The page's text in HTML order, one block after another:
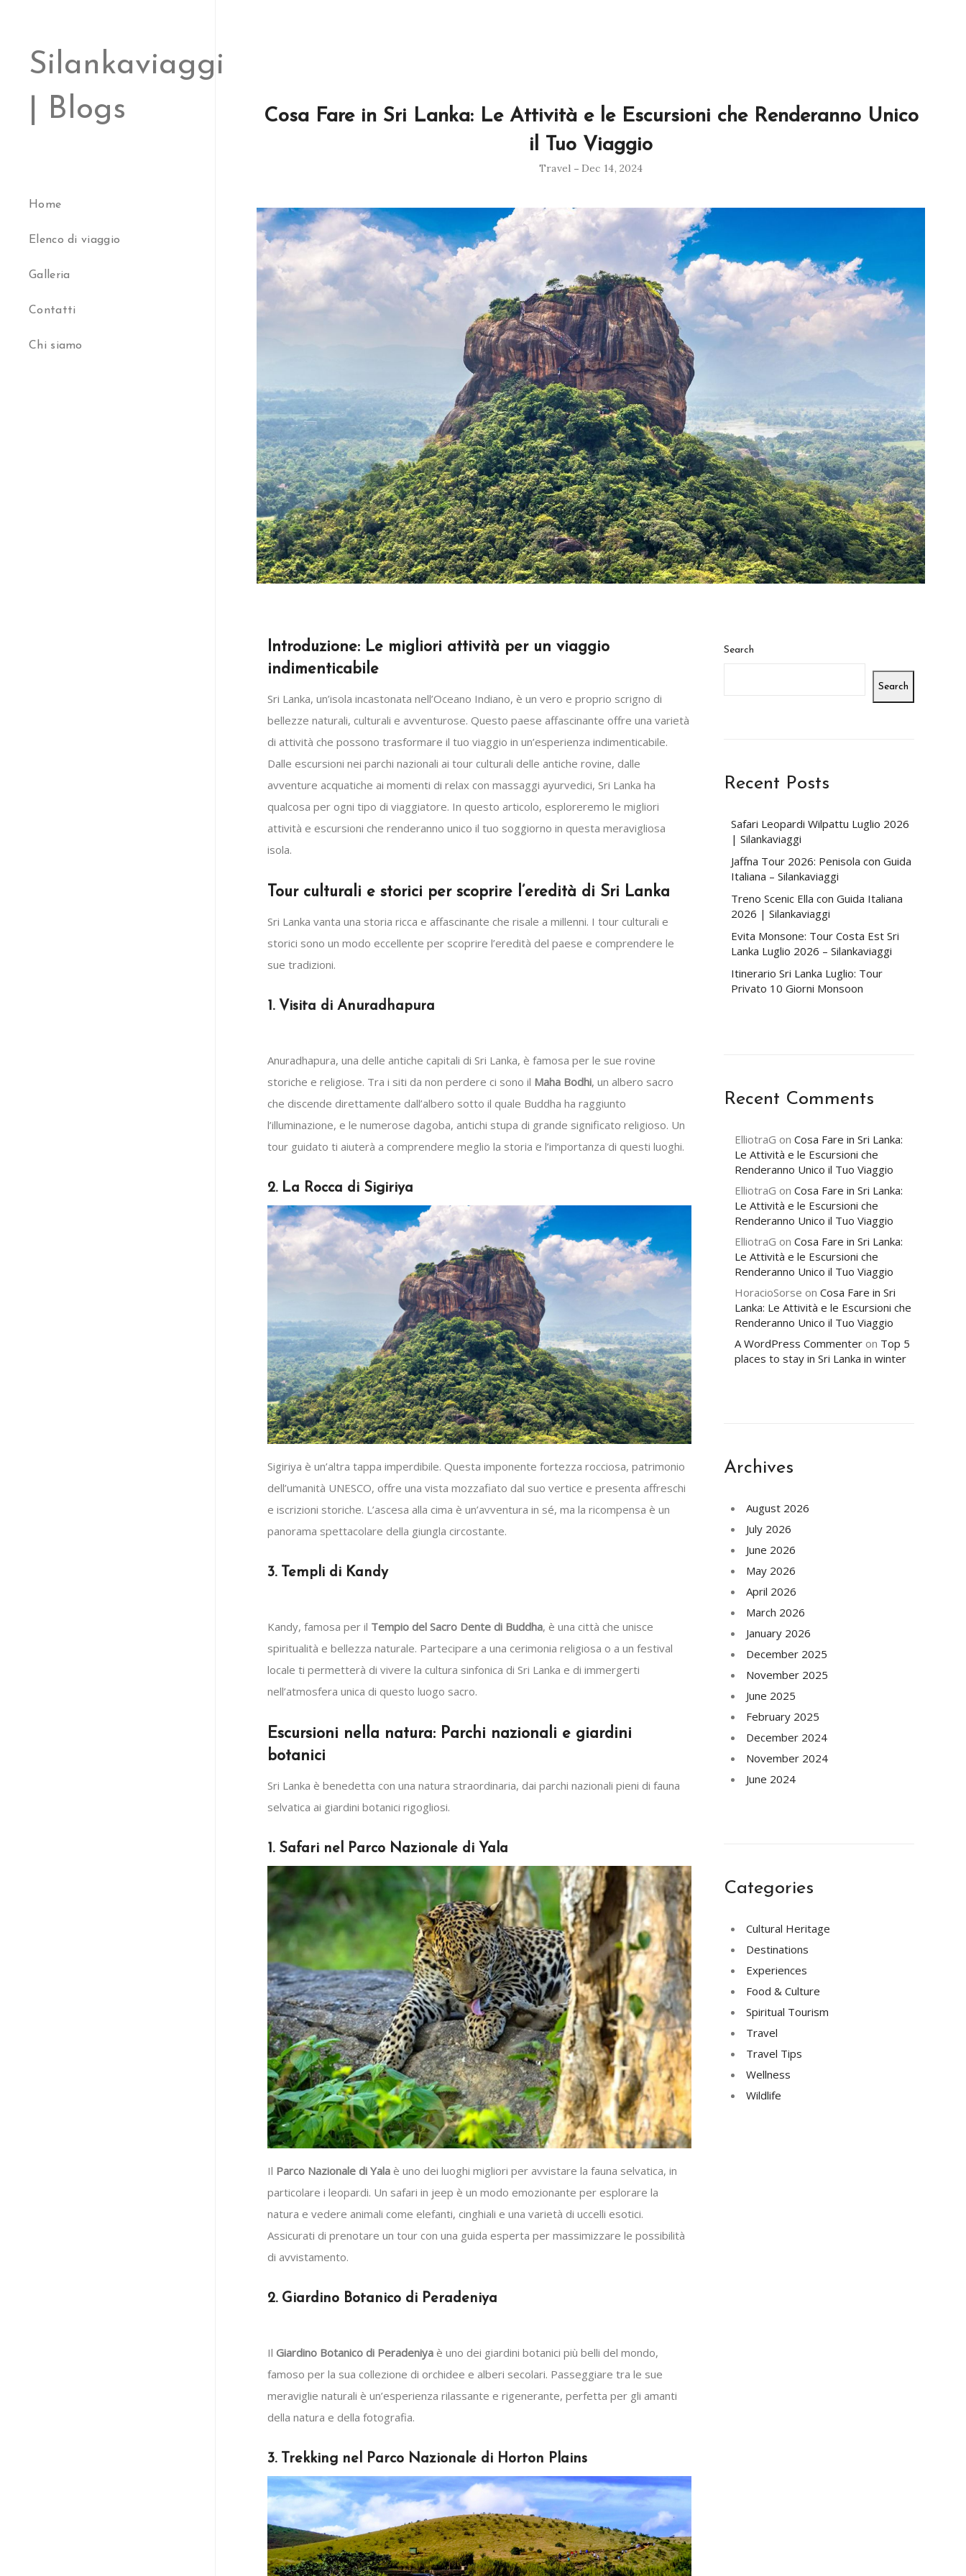
Silankaviaggi
| Blogs
Home
Elenco di viaggio
Galleria
Contatti
Chi siamo
Cosa Fare in Sri Lanka: Le Attività e le Escursioni che Renderanno Unico
il Tuo Viaggio
Travel Dec 14, 2024
Introduzione: Le migliori attività per un viaggio
indimenticabile
Sri Lanka, un’isola incastonata nell’Oceano Indiano, è un vero e proprio scrigno di
bellezze naturali, culturali e avventurose. Questo paese affascinante offre una varietà
di attività che possono trasformare il tuo viaggio in un’esperienza indimenticabile.
Dalle escursioni nei parchi nazionali ai tour culturali delle antiche rovine, dalle
avventure acquatiche ai momenti di relax con massaggi ayurvedici, Sri Lanka ha
qualcosa per ogni tipo di viaggiatore. In questo articolo, esploreremo le migliori
attività e escursioni che renderanno unico il tuo soggiorno in questa meravigliosa
isola.
Tour culturali e storici per scoprire l’eredità di Sri Lanka
Sri Lanka vanta una storia ricca e affascinante che risale a millenni. I tour culturali e
storici sono un modo eccellente per scoprire l’eredità del paese e comprendere le
sue tradizioni.
1. Visita di Anuradhapura
Anuradhapura, una delle antiche capitali di Sri Lanka, è famosa per le sue rovine
storiche e religiose. Tra i siti da non perdere ci sono il Maha Bodhi, un albero sacro
che discende direttamente dall’albero sotto il quale Buddha ha raggiunto
l’illuminazione, e le numerose dagoba, antichi stupa di grande significato religioso. Un
tour guidato ti aiuterà a comprendere meglio la storia e l’importanza di questi luoghi.
2. La Rocca di Sigiriya
Sigiriya è un’altra tappa imperdibile. Questa imponente fortezza rocciosa, patrimonio
dell’umanità UNESCO, offre una vista mozzafiato dal suo vertice e presenta affreschi
e iscrizioni storiche. L’ascesa alla cima è un’avventura in sé, ma la ricompensa è un
panorama spettacolare della giungla circostante.
3. Templi di Kandy
Kandy, famosa per il Tempio del Sacro Dente di Buddha, è una città che unisce
spiritualità e bellezza naturale. Partecipare a una cerimonia religiosa o a un festival
locale ti permetterà di vivere la cultura sinfonica di Sri Lanka e di immergerti
nell’atmosfera unica di questo luogo sacro.
Escursioni nella natura: Parchi nazionali e giardini
botanici
Sri Lanka è benedetta con una natura straordinaria, dai parchi nazionali pieni di fauna
selvatica ai giardini botanici rigogliosi.
1. Safari nel Parco Nazionale di Yala
Il Parco Nazionale di Yala è uno dei luoghi migliori per avvistare la fauna selvatica, in
particolare i leopardi. Un safari in jeep è un modo emozionante per esplorare la
natura e vedere animali come elefanti, cinghiali e una varietà di uccelli esotici.
Assicurati di prenotare un tour con una guida esperta per massimizzare le possibilità
di avvistamento.
2. Giardino Botanico di Peradeniya
Il Giardino Botanico di Peradeniya è uno dei giardini botanici più belli del mondo,
famoso per la sua collezione di orchidee e alberi secolari. Passeggiare tra le sue
meraviglie naturali è un’esperienza rilassante e rigenerante, perfetta per gli amanti
della natura e della fotografia.
3. Trekking nel Parco Nazionale di Horton Plains
Search
Search
Recent Posts
Safari Leopardi Wilpattu Luglio 2026
| Silankaviaggi
Jaffna Tour 2026: Penisola con Guida
Italiana – Silankaviaggi
Treno Scenic Ella con Guida Italiana
2026 | Silankaviaggi
Evita Monsone: Tour Costa Est Sri
Lanka Luglio 2026 – Silankaviaggi
Itinerario Sri Lanka Luglio: Tour
Privato 10 Giorni Monsoon
Recent Comments
ElliotraG on Cosa Fare in Sri Lanka:
Le Attività e le Escursioni che
Renderanno Unico il Tuo Viaggio
ElliotraG on Cosa Fare in Sri Lanka:
Le Attività e le Escursioni che
Renderanno Unico il Tuo Viaggio
ElliotraG on Cosa Fare in Sri Lanka:
Le Attività e le Escursioni che
Renderanno Unico il Tuo Viaggio
HoracioSorse on Cosa Fare in Sri
Lanka: Le Attività e le Escursioni che
Renderanno Unico il Tuo Viaggio
A WordPress Commenteron Top 5
places to stay in Sri Lanka in winter
Archives
August 2026
July 2026
June 2026
May 2026
April 2026
March 2026
January 2026
December 2025
November 2025
June 2025
February 2025
December 2024
November 2024
June 2024
Categories
Cultural Heritage
Destinations
Experiences
Food & Culture
Spiritual Tourism
Travel
Travel Tips
Wellness
Wildlife